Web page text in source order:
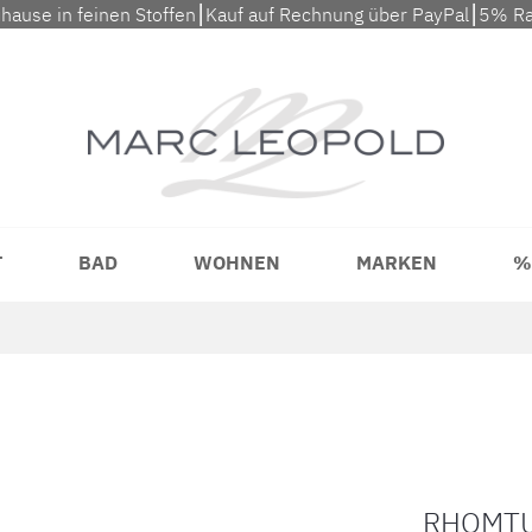
in feinen Stoffen⎮Kauf auf Rechnung über PayPal⎮5%
BAD WOHNEN MARKEN